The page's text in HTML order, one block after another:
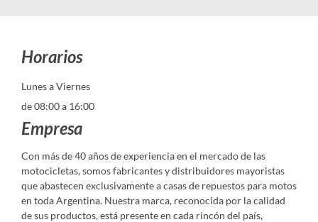
Horarios
Lunes a Viernes
de 08:00 a 16:00
Empresa
Con más de 40 años de experiencia en el mercado de las
motocicletas, somos fabricantes y distribuidores mayoristas
que abastecen exclusivamente a casas de repuestos para motos
en toda Argentina. Nuestra marca, reconocida por la calidad
de sus productos, está presente en cada rincón del país,